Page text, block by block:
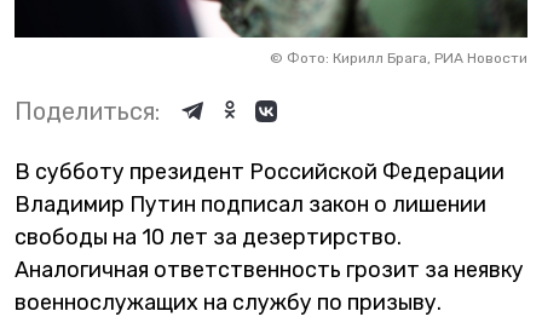
© Фото: Кирилл Брага, РИА Новости
Поделиться:
В субботу президент Российской Федерации
Владимир Путин подписал закон о лишении
свободы на 10 лет за дезертирство.
Аналогичная ответственность грозит за неявку
военнослужащих на службу по призыву.